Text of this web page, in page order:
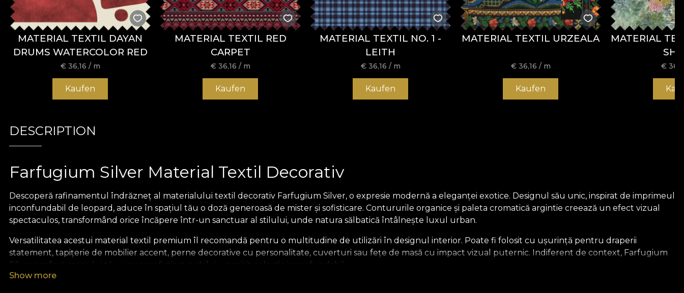
MATERIAL TEXTIL DAYAN
DRUMS WATERCOLOR RED
€ 36,16 / m
Kaufen
MATERIAL TEXTIL RED
CARPET
€ 36,16 / m
Kaufen
MATERIAL TEXTIL NO. 1 -
LEITH
€ 36,16 / m
Kaufen
MATERIAL TEXTIL URZEALA
€ 36,16 / m
Kaufen
MATERIAL
€
DESCRIPTION
Farfugium Silver Material Textil Decorativ
Descoperă rafinamentul îndrăzneț al materialului textil decorativ Farfugium Silver, o expresie modernă a eleganței exotice. Designul său unic, inspirat de imprimeul
inconfundabil de leopard, aduce în spațiul tău o doză generoasă de mister și sofisticare. Contururile organice și paleta cromatică argintie creează un efect vizual
spectaculos, transformând orice încăpere într-un sanctuar al stilului, unde natura sălbatică întâlnește luxul urban.
Versatilitatea acestui material textil premium îl recomandă pentru o multitudine de utilizări în designul interior. Poate fi folosit cu ușurință pentru draperii
statement, tapițerie de mobilier accent, perne decorative cu personalitate, cuverturi sau fețe de masă cu impact vizual puternic. Indiferent de context, Farfugium
Silver conferă spațiului tău un aer sofisticat, nobil și un spirit eclectic inconfundabil.
Show more